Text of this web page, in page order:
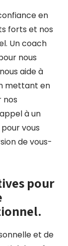
en
forts et nos
Un coach
nous
aide à
mettant en
nos
à un
vous
de vous-
pour
et de